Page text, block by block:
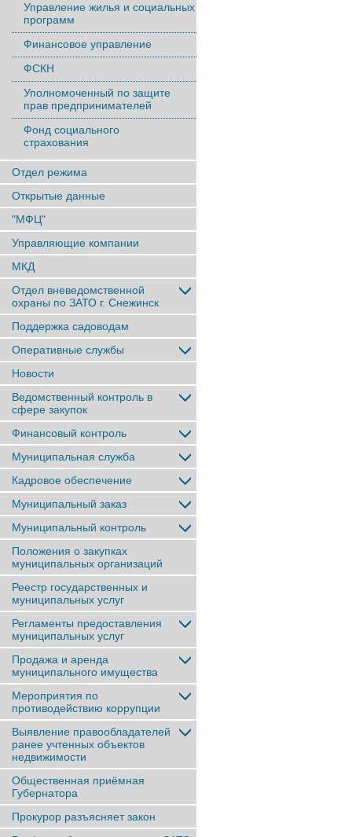
Управление жилья и социальных
программ
Финансовое управление
ФСКН
Уполномоченный по защите
прав предпринимателей
Фонд социального
страхования
Отдел режима
Открытые данные
"МФЦ"
Управляющие компании
МКД
Отдел вневедомственной
охраны по ЗАТО г. Снежинск
Поддержка садоводам
Оперативные службы
Новости
Ведомственный контроль в
сфере закупок
Финансовый контроль
Муниципальная служба
Кадровое обеспечение
Муниципальный заказ
Муниципальный контроль
Положения о закупках
муниципальных организаций
Реестр государственных и
муниципальных услуг
Регламенты предоставления
муниципальных услуг
Продажа и аренда
муниципального имущества
Мероприятия по
противодействию коррупции
Выявление правообладателей
ранее учтенныx объектов
недвижимости
Общественная приёмная
Губернатора
Прокурор разъясняет закон